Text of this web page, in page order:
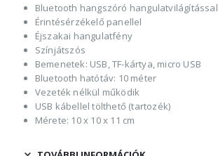
Bluetooth hangszóró hangulatvilágítással
Érintésérzékelő panellel
Éjszakai hangulatfény
Színjátszós
Bemenetek: USB, TF-kártya, micro USB
Bluetooth hatótáv: 10 méter
Vezeték nélkül működik
USB kábellel tölthető (tartozék)
Mérete: 10 x 10 x 11 cm